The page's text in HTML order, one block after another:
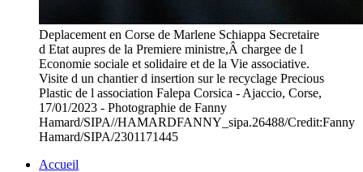
Deplacement en Corse de Marlene Schiappa Secretaire
d Etat aupres de la Premiere ministre,Â chargee de l
Economie sociale et solidaire et de la Vie associative.
Visite d un chantier d insertion sur le recyclage Precious
Plastic de l association Falepa Corsica - Ajaccio, Corse,
17/01/2023 - Photographie de Fanny
Hamard/SIPA//HAMARDFANNY_sipa.26488/Credit:Fanny
Hamard/SIPA/2301171445
Accueil